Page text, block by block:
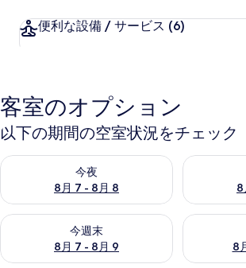
便利な設備 / サービス (6)
客室のオプション
以下の期間の空室状況をチェック
今夜
8月 7 - 8月 8
今夜 8月 7 - 8月 8 の空室状況をチェック
8
明日 8月
今週末
8月 7 - 8月 9
今週末 8月 7 - 8月 9 の空室状況をチェック
8
来週末 8